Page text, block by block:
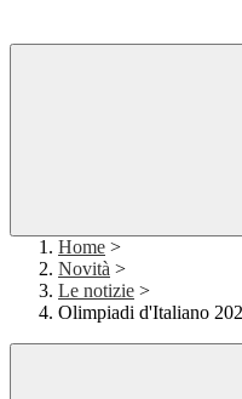
Home >
Novità >
Le notizie >
Olimpiadi d'Italiano